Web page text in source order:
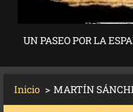
UN PASEO POR LA
Inicio > MARTÍN